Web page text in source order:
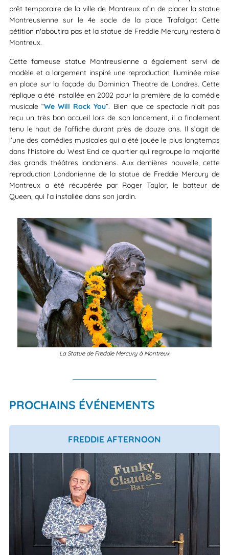
prêt temporaire de la ville de Montreux afin de placer la statue
Montreusienne sur le 4e socle de la place Trafalgar. Cette
pétition n'aboutira pas et la statue de Freddie Mercury restera à
Montreux.
Cette fameuse statue Montreusienne a également servi de
modèle et a largement inspiré une reproduction illuminée mise
en place sur la façade du Dominion Theatre de Londres. Cette
réplique a été installée en 2002 pour la première de la comédie
musicale “We Will Rock You”. Bien que ce spectacle n’ait pas
reçu un très bon accueil lors de son lancement, il a finalement
tenu le haut de l’affiche durant près de douze ans. Il s’agit de
l’une des comédies musicales qui a été jouée le plus longtemps
dans l'histoire du West End ce quartier qui regroupe la majorité
des grands théâtres londoniens. Aux dernières nouvelle, cette
reproduction Londonienne de la statue de Freddie Mercury de
Montreux a été récupérée par Roger Taylor, le batteur de
Queen, qui l’a installée dans son jardin.
La Statue de Freddie Mercury à Montreux
PROCHAINS ÉVÉNEMENTS
FREDDIE AFTERNOON